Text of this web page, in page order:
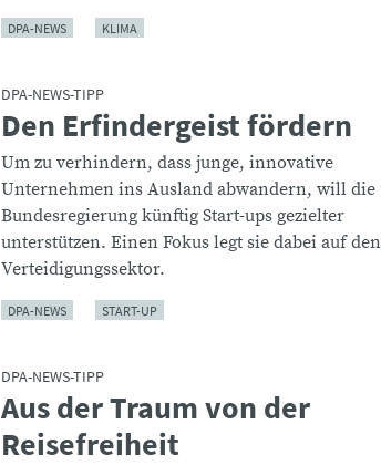
DPA-NEWS KLIMA
DPA-NEWS-TIPP
:Den Erfindergeist fördern
Um zu verhindern, dass junge, innovative
Unternehmen ins Ausland abwandern, will die
Bundesregierung künftig Start-ups gezielter
unterstützen. Einen Fokus legt sie dabei auf den
Verteidigungssektor.
DPA-NEWS START-UP
DPA-NEWS-TIPP
:
Aus der Traum von der
Reisefreiheit